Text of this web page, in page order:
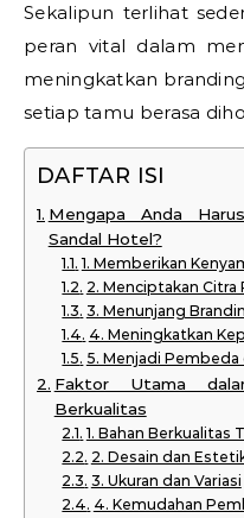
Sekalipun terlihat
peran vital dalam
meningkatkan
setiap tamu berasa
DAFTAR ISI
Mengapa Anda
Sandal Hotel?
1. Memberikan
2. Menciptakan
3. Menunjang
4. Meningkatkan
5. Menjadi
Faktor Utama
Berkualitas
1. Bahan Berkualitas
2. Desain dan
3. Ukuran dan Variasi
4. Kemudahan